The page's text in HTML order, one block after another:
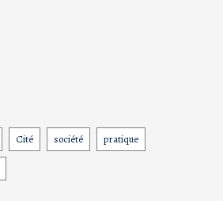
Cité société pratique